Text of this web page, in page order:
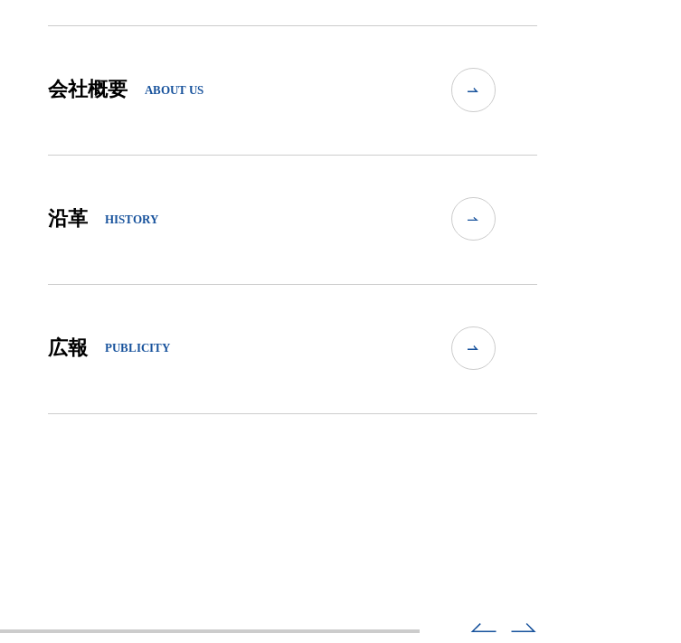
会社概要 ABOUT US
沿革 HISTORY
広報 PUBLICITY